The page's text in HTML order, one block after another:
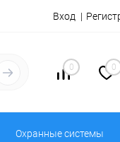
Вход
0 0
Охранные системы